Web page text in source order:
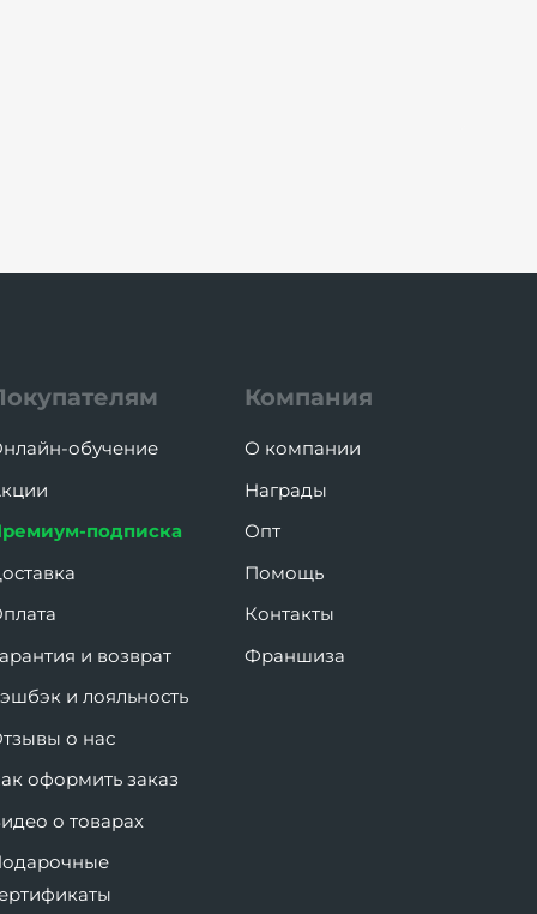
обучение
подписка
и возврат
и лояльность
о нас
оформить заказ
о товарах
Компания
О компании
Награды
Опт
Помощь
Контакты
Франшиза